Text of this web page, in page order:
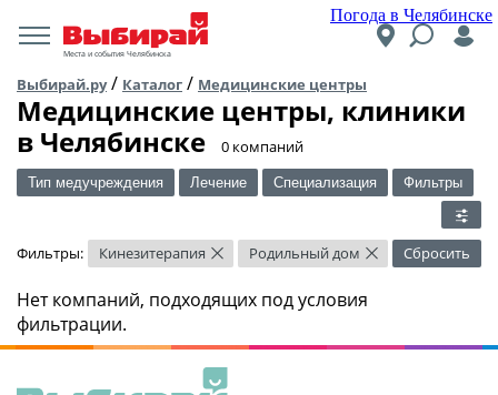
Погода в Челябинске
Места и события Челябинска
Выбирай.ру/ Каталог / Медицинские центры
Медицинские центры, клиники
в Челябинске
​0 компаний
Тип медучреждения Лечение Специализация Фильтры
Фильтры: Кинезитерапия × Родильный дом × Сбросить
Нет компаний, подходящих под условия
фильтрации.